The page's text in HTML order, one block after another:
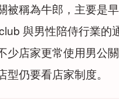
被稱為牛郎，主要是
與男性陪侍行業的
少店家更常使用男公
型仍要看店家制度。